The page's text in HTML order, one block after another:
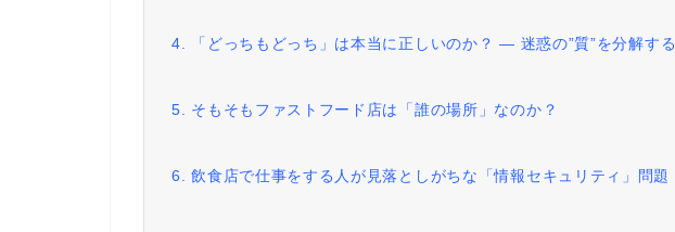
4. 「どっちもどっち」は本当に正しいのか？ ― 迷惑の”質”を分解する
5. そもそもファストフード店は「誰の場所」なのか？
6. 飲食店で仕事をする人が見落としがちな「情報セキュリティ」問題